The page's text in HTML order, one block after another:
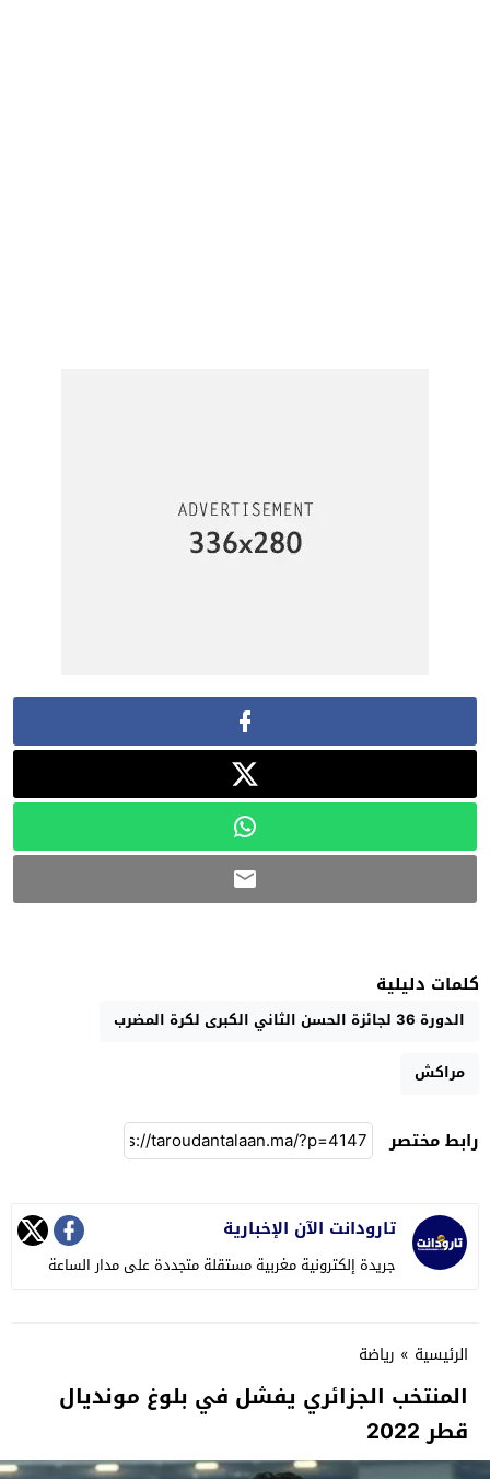
كلمات دليلية
الدورة 36 لجائزة الحسن الثاني الكبرى لكرة المضرب
مراكش
رابط مختصر
تارودانت الآن الإخبارية
جريدة إلكترونية مغربية مستقلة متجددة على مدار الساعة
الرئيسية » رياضة
المنتخب الجزائري يفشل في بلوغ مونديال
قطر 2022